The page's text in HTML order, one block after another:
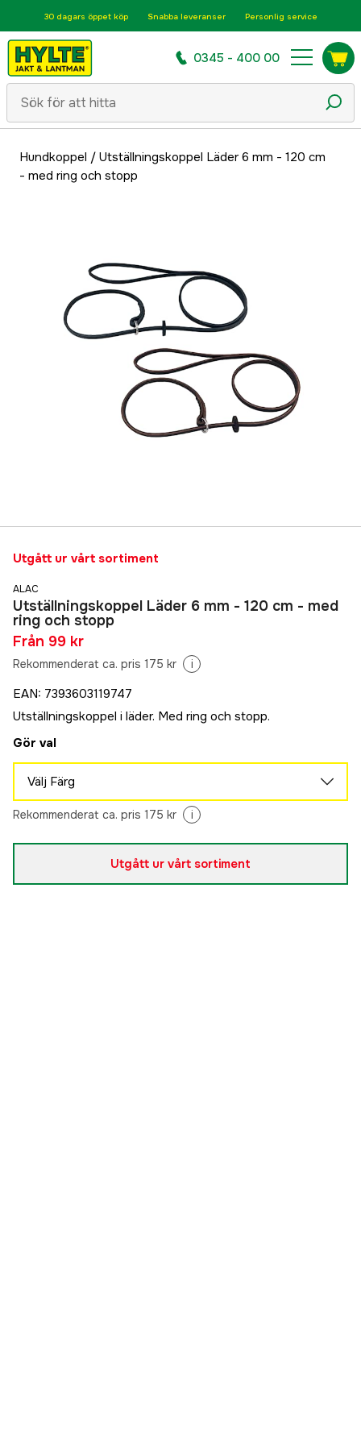
30 dagars öppet köp Snabba leveranser Personlig service
0345 - 400 00
Hundkoppel / Utställningskoppel Läder 6 mm - 120 cm
- med ring och stopp
Utgått ur vårt sortiment
ALAC
Utställningskoppel Läder 6 mm - 120 cm - med
ring och stopp
Från 99 kr
Rekommenderat ca. pris 175 kr i
EAN: 7393603119747
Utställningskoppel i läder. Med ring och stopp.
Gör val
Välj Färg
Brun
Svart
Rekommenderat ca. pris 175 kr i
Utgått ur vårt sortiment